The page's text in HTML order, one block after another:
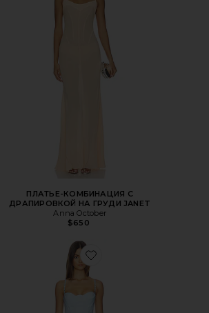
ПЛАТЬЕ-КОМБИНАЦИЯ С
ДРАПИРОВКОЙ НА ГРУДИ JANET
Anna October
$650
Favorite МАКСИ ПЛАТЬЕ CHLOE